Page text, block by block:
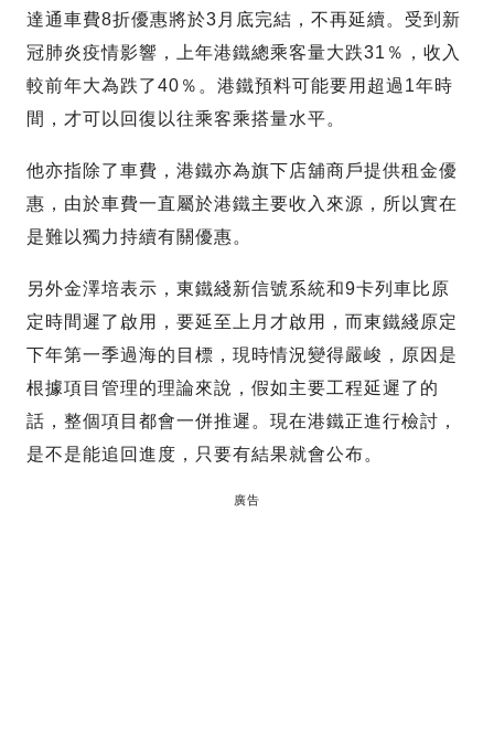
達通車費8折優惠將於3月底完結，不再延續。受到新
冠肺炎疫情影響，上年港鐵總乘客量大跌31％，收入
較前年大為跌了40％。港鐵預料可能要用超過1年時
間，才可以回復以往乘客乘搭量水平。
他亦指除了車費，港鐵亦為旗下店舖商戶提供租金優
惠，由於車費一直屬於港鐵主要收入來源，所以實在
是難以獨力持續有關優惠。
另外金澤培表示，東鐵綫新信號系統和9卡列車比原
定時間遲了啟用，要延至上月才啟用，而東鐵綫原定
下年第一季過海的目標，現時情況變得嚴峻，原因是
根據項目管理的理論來說，假如主要工程延遲了的
話，整個項目都會一併推遲。現在港鐵正進行檢討，
是不是能追回進度，只要有結果就會公布。
廣告